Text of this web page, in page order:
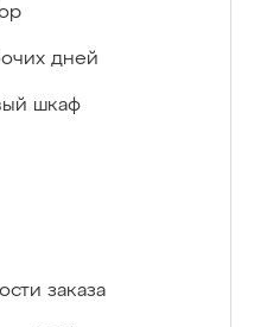
дней
шкаф
заказа